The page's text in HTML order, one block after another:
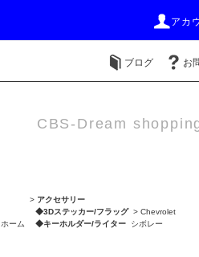
アカ
ブログ お
CBS-Dream
ホーム
> アクセサリー
◆3Dステッカー/フラッグ
◆キーホルダー/ライター
> Chevrolet
シボレー